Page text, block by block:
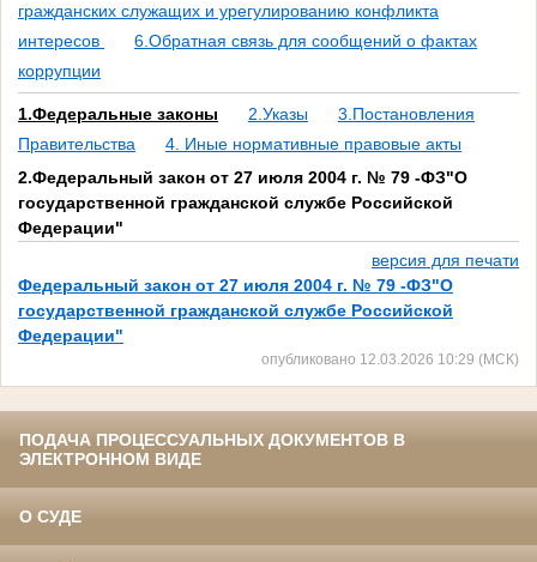
гражданских служащих и урегулированию конфликта
интересов
6.Обратная связь для сообщений о фактах
коррупции
1.Федеральные законы 2.Указы
3.Постановления
Правительства
4. Иные нормативные правовые акты
2.Федеральный закон от 27 июля 2004 г. № 79 -ФЗ"О
государственной гражданской службе Российской
Федерации"
версия для печати
Федеральный закон от 27 июля 2004 г. № 79 -ФЗ"О
государственной гражданской службе Российской
Федерации"
опубликовано 12.03.2026 10:29 (МСК)
ПОДАЧА ПРОЦЕССУАЛЬНЫХ ДОКУМЕНТОВ В
ЭЛЕКТРОННОМ ВИДЕ
О СУДЕ